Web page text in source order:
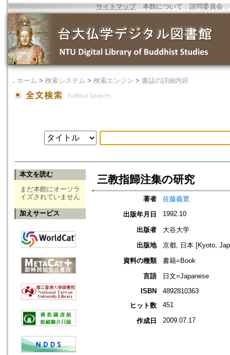
サイトマップ．本館について ． 諮問委員会 ．
． ホーム > 検索システム > 検索エンジン > 書誌の詳細内容
本文を読む
まだ本館にオーソラ
イズされていません
加えサービス
三教指歸注集の研究
著者
佐藤義寛
出版年月日
1992.10
出版者
大谷大学
出版地
京都, 日本 [Kyoto,
資料の種類
書籍=Book
言語
日文=Japanese
ISBN
4892810363
ヒット数
451
作成日 2009.07.17